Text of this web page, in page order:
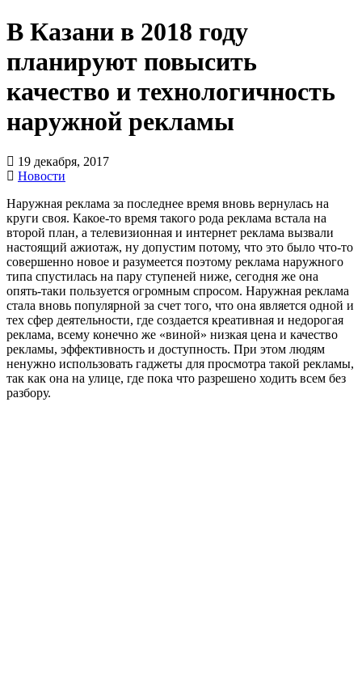
В Казани в 2018 году
планируют повысить
качество и технологичность
наружной рекламы
19 декабря, 2017
Новости
Наружная реклама за последнее время вновь вернулась на
круги своя. Какое-то время такого рода реклама встала на
второй план, а телевизионная и интернет реклама вызвали
настоящий ажиотаж, ну допустим потому, что это было что-то
совершенно новое и разумеется поэтому реклама наружного
типа спустилась на пару ступеней ниже, сегодня же она
опять-таки пользуется огромным спросом. Наружная реклама
стала вновь популярной за счет того, что она является одной и
тех сфер деятельности, где создается креативная и недорогая
реклама, всему конечно же «виной» низкая цена и качество
рекламы, эффективность и доступность. При этом людям
ненужно использовать гаджеты для просмотра такой рекламы,
так как она на улице, где пока что разрешено ходить всем без
разбору.